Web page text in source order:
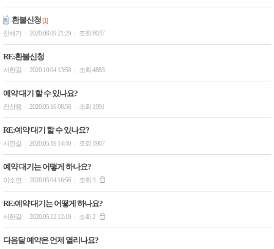
환불신청[1]
진해기
2020.08.09 21:29 조회 8037
RE:환불신청
서한길 2020.10.04 13:58 조회 4883
예약 대기 할 수 있나요?
전상용 2020.05.16 08:58 조회 1991
RE:예약 대기 할 수 있나요?
서한길 2020.05.19 14:40 조회 1967
예약 대기는 어떻게 하나요?
이소연 2020.05.04 16:56 조회 3
RE:예약 대기는 어떻게 하나요?
서한길 2020.05.12 12:10 조회 2
다음달 예약은 언제 열리나요?